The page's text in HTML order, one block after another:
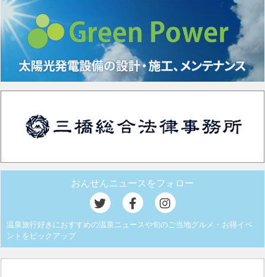
おんせんニュースをフォロー
温泉旅行好きにおすすめの温泉ニュースや旬のご当地グルメ・お得イベ
ントをピックアップ